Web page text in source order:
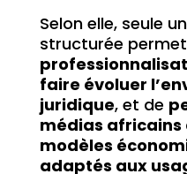
Selon elle, seule
structurée
faire évoluer
juridique, et de
médias africains
modèles
adaptés aux